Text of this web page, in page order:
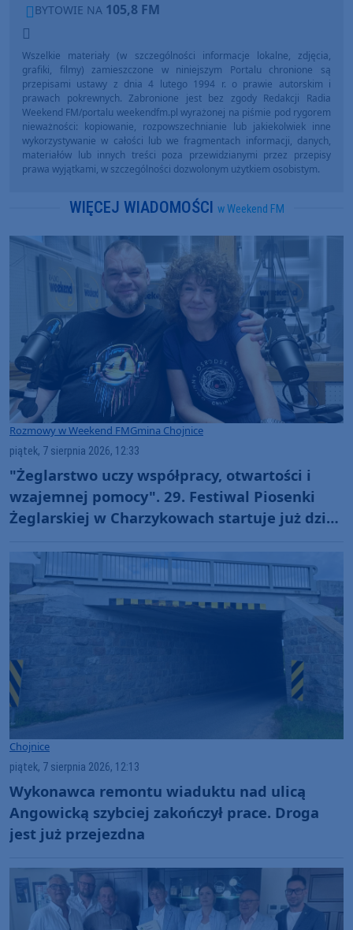
BYTOWIE NA 105,8 FM
Wszelkie materiały (w szczególności informacje lokalne, zdjęcia,
grafiki, filmy) zamieszczone w niniejszym Portalu chronione są
przepisami ustawy z dnia 4 lutego 1994 r. o prawie autorskim i
prawach pokrewnych. Zabronione jest bez zgody Redakcji Radia
Weekend FM/portalu weekendfm.pl wyrażonej na piśmie pod rygorem
nieważności: kopiowanie, rozpowszechnianie lub jakiekolwiek inne
wykorzystywanie w całości lub we fragmentach informacji, danych,
materiałów lub innych treści poza przewidzianymi przez przepisy
prawa wyjątkami, w szczególności dozwolonym użytkiem osobistym.
WIĘCEJ WIADOMOŚCI w Weekend FM
Rozmowy w Weekend FMGmina Chojnice
piątek, 7 sierpnia 2026, 12:33
"Żeglarstwo uczy współpracy, otwartości i
wzajemnej pomocy". 29. Festiwal Piosenki
Żeglarskiej w Charzykowach startuje już dziś.
(ROZMOWA)
Chojnice
piątek, 7 sierpnia 2026, 12:13
Wykonawca remontu wiaduktu nad ulicą
Angowicką szybciej zakończył prace. Droga
jest już przejezdna